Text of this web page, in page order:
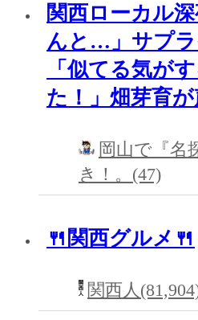
関西ローカル
んと…」サプ
「似てる気が
た！」畑芽育が
岡山で『名
き！。(47)
🍴関西グルメ🍴
関西人